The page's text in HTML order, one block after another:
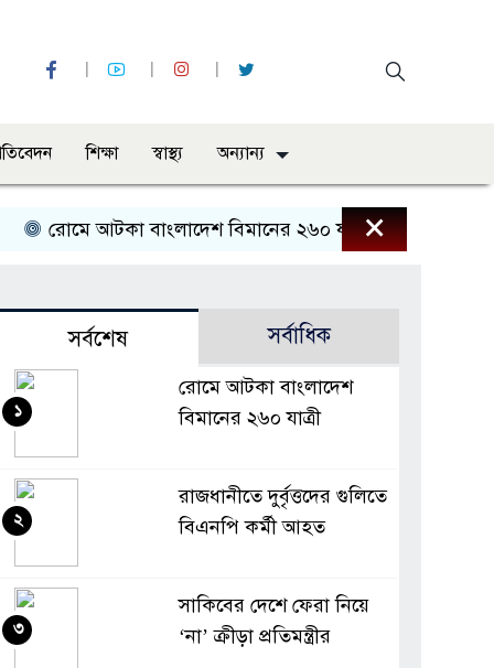
শিক্ষা স্বাস্থ্য অন্যান্য
রোমে আটকা বাংলাদেশ বিমানের ২৬০ যাত্রী রাজধানীতে
×
সর্বশেষ সর্বাধিক
রোমে আটকা বাংলাদেশ
বিমানের ২৬০ যাত্রী
১
রাজধানীতে দুর্বৃত্তদের গুলিতে
বিএনপি কর্মী আহত
২
সাকিবের দেশে ফেরা নিয়ে
‘না’ ক্রীড়া প্রতিমন্ত্রীর
৩